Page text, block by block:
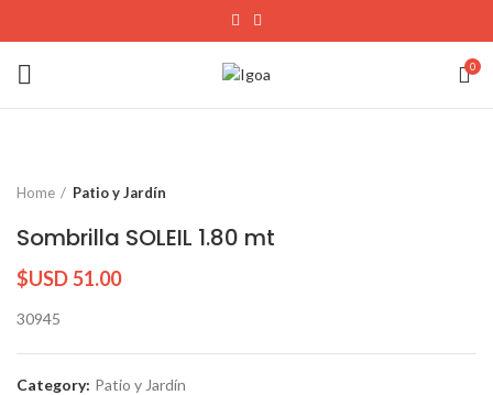
0
Home Patio y Jardín
Sombrilla SOLEIL 1.80 mt
$USD51.00
30945
Category: Patio y Jardín